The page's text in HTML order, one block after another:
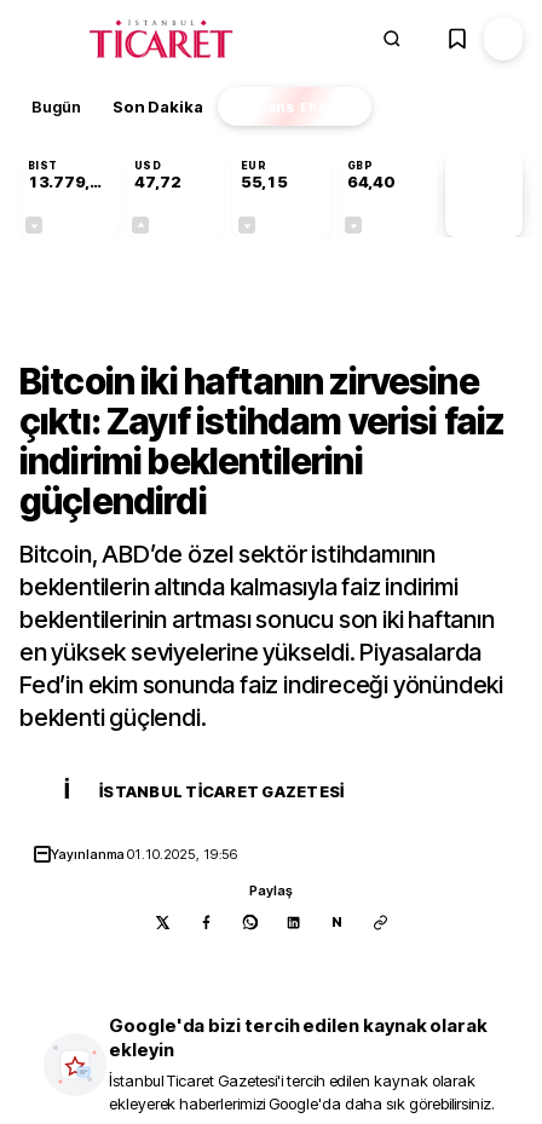
Bugün Son Dakika Finans EKSTRA
BIST
13.779,39
USD
47,72
EUR
55,15
GBP
64,40
Bitcoin iki haftanın zirvesine
çıktı: Zayıf istihdam verisi faiz
indirimi beklentilerini
güçlendirdi
Bitcoin, ABD’de özel sektör istihdamının
beklentilerin altında kalmasıyla faiz indirimi
beklentilerinin artması sonucu son iki haftanın
en yüksek seviyelerine yükseldi. Piyasalarda
Fed’in ekim sonunda faiz indireceği yönündeki
beklenti güçlendi.
İ İSTANBUL TICARET GAZETESI
Yayınlanma01.10.2025, 19:56
Paylaş
N
Google'da bizi tercih edilen kaynak olarak
ekleyin
İstanbul Ticaret Gazetesi'i tercih edilen kaynak olarak
ekleyerek haberlerimizi Google'da daha sık görebilirsiniz.